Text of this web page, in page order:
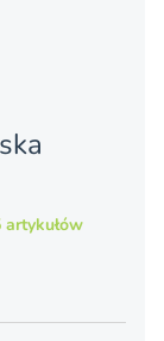
artykułów